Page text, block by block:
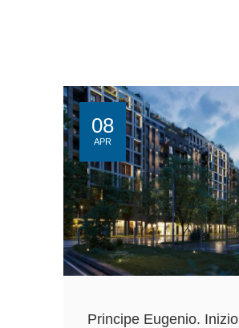
08
APR
Principe Eugenio. Inizio